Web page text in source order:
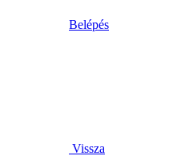
Belépés
Vissza